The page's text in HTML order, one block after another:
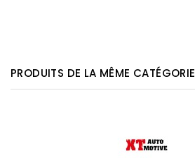
PRODUITS DE LA MÊME CATÉGORIE